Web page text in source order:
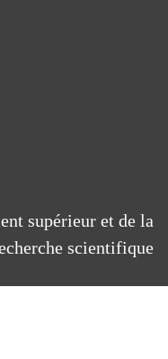
supérieur et de la
scientifique